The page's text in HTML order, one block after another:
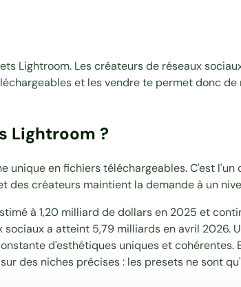
Lightroom. Les créateurs de réseaux
et les vendre te permet donc
Lightroom ?
unique en fichiers téléchargeables. C'est l'un
créateurs maintient la demande à un
à 1,20 milliard de dollars en 2025 et
sociaux a atteint 5,79 milliards en avril 2026.
d'esthétiques uniques et
des niches précises : les presets ne sont